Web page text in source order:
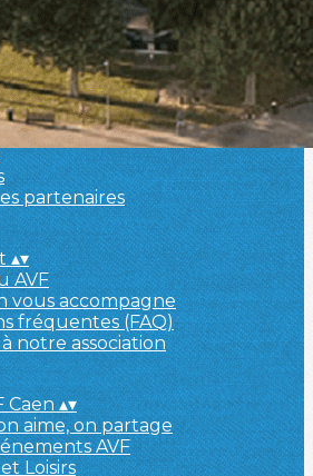
partenaires
▴▾
AVF
vous accompagne
fréquentes (FAQ)
notre association
Caen▴▾
aime, on partage
AVF
Loisirs